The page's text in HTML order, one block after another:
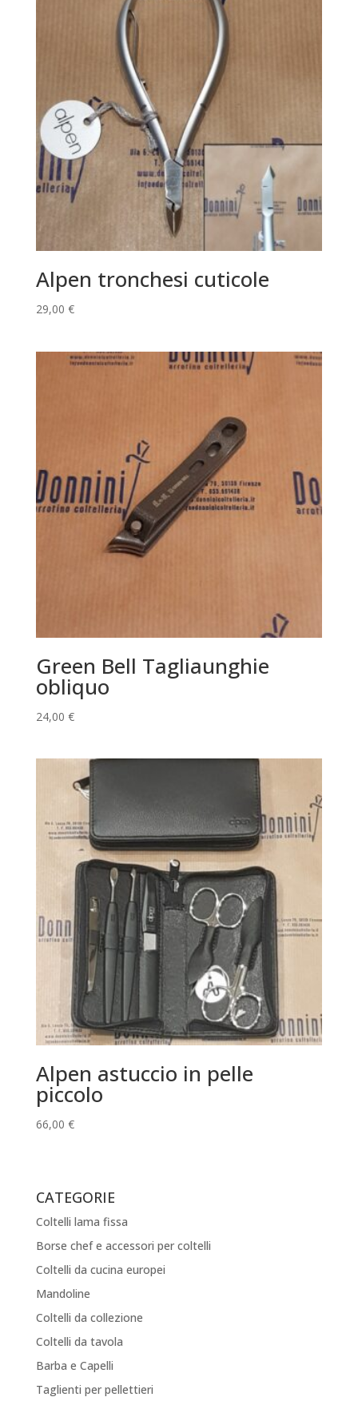
Alpen tronchesi cuticole
29,00 €
Green Bell Tagliaunghie
obliquo
24,00 €
Alpen astuccio in pelle
piccolo
66,00 €
CATEGORIE
Coltelli lama fissa
Borse chef e accessori per coltelli
Coltelli da cucina europei
Mandoline
Coltelli da collezione
Coltelli da tavola
Barba e Capelli
Taglienti per pellettieri